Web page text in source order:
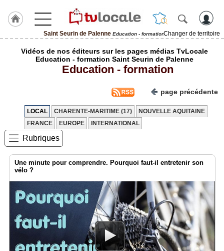
Saint Seurin de Palenne Education - formationChanger de territoire
J'adhère
TvLocale
France
Accueil
RUBRIQUES
Gazette
Vidéos
Vidéos de nos éditeurs sur les pages médias TvLocale
Education - formation Saint Seurin de Palenne
Education - formation
page précédente
LOCAL CHARENTE-MARITIME (17)
NOUVELLE AQUITAINE
FRANCE
EUROPE INTERNATIONAL
Rubriques
Une minute pour comprendre. Pourquoi faut-il entretenir son
vélo ?